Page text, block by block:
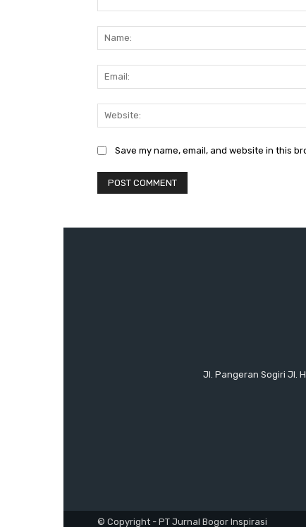
Save my name, email, and website in this
Jl. Pangeran Sogiri Jl.
© Copyright - PT Jurnal Bogor Inspirasi